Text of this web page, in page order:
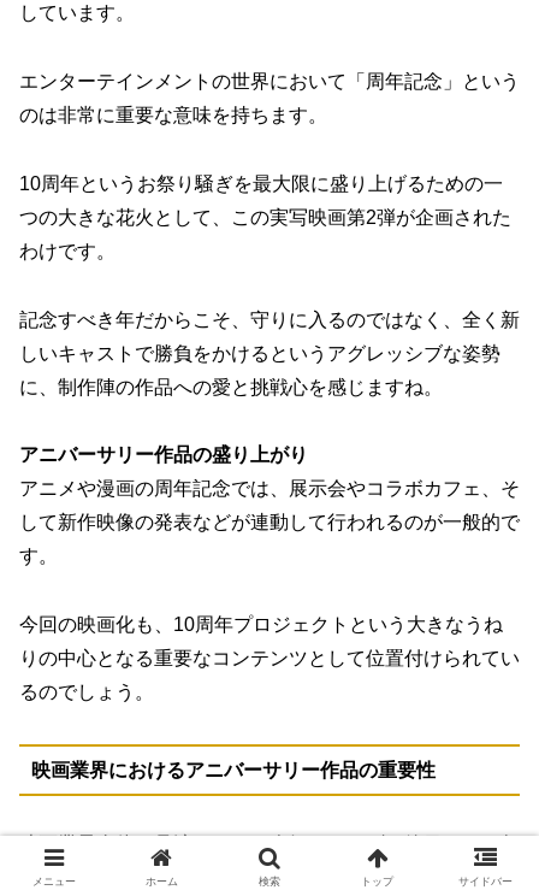
しています。
エンターテインメントの世界において「周年記念」という
のは非常に重要な意味を持ちます。
10周年というお祭り騒ぎを最大限に盛り上げるための一
つの大きな花火として、この実写映画第2弾が企画された
わけです。
記念すべき年だからこそ、守りに入るのではなく、全く新
しいキャストで勝負をかけるというアグレッシブな姿勢
に、制作陣の作品への愛と挑戦心を感じますね。
アニバーサリー作品の盛り上がり
アニメや漫画の周年記念では、展示会やコラボカフェ、そ
して新作映像の発表などが連動して行われるのが一般的で
す。
今回の映画化も、10周年プロジェクトという大きなうね
りの中心となる重要なコンテンツとして位置付けられてい
るのでしょう。
映画業界におけるアニバーサリー作品の重要性
映画業界全体を見渡しても、人気シリーズの節目となる年
に、あえてキャストや監督を一新してリブート（再起動）
メニュー ホーム 検索 トップ サイドバー